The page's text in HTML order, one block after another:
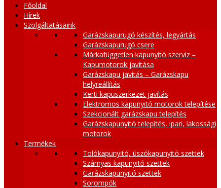
Főoldal
Hírek
Szolgáltatásaink
Garázskapurugó készítés, legyártás
Garázskapurugó csere
Márkafüggetlen kapunyitó szerviz –
Kapumotorok javítása
Garázskapu javítás – Garázskapu
helyreállítás
Kerti kapuszerkezet javítás
Elektromos kapunyitó motorok telepítése
Szekcionált garázskapu telepítés
Garázskapunyitó telepítés, ipari, lakossági
motorok
Termékek
Tolókapunyitó, úszókapunyitó szettek
Szárnyas kapunyitó szettek
Garázskapunyitó szettek
Sorompók